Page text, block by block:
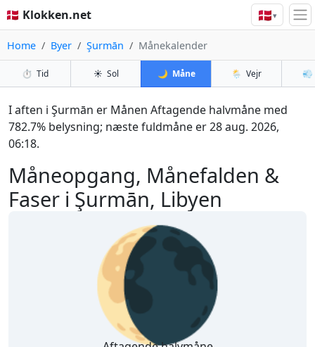
🇩🇰 Klokken.net 🇩🇰▾
Home Byer Şurmān Månekalender
⏱️ Tid ☀️ Sol 🌙 Måne 🌦️ Vejr 💨
Måneopgang, Månefalden &
Faser i Şurmān, Libyen
I aften i Şurmān er Månen Aftagende halvmåne med
782.7% belysning; næste fuldmåne er 28 aug. 2026,
06:18.
🌘